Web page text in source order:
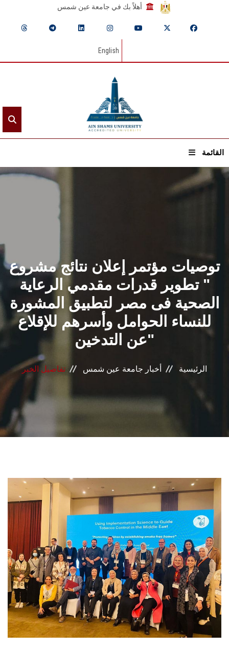
أهلاً بك في جامعة عين شمس
English
القائمة
الشئون الأكاديمية
البحث العلمي
الرعاية الصحية
المراكز والوحدات
الأنظمة الذكية
الإعلام
تواصل معنا
هيئة التدريس
الدراسات العليا
الخريجين
الموظفون
الزائـرون
سجل الان
توصيات مؤتمر إعلان نتائج مشروع
" تطوير قدرات مقدمي الرعاية
الصحية فى مصر لتطبيق المشورة
للنساء الحوامل وأسرهم للإقلاع
عن التدخين"
الرئيسية أخبار جامعة عين شمس تفاصيل الخبر